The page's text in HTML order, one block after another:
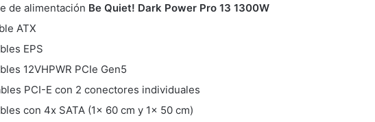
de alimentación Be Quiet! Dark Power Pro 13 1300W
ATX
EPS
12VHPWR PCIe Gen5
PCI-E con 2 conectores individuales
con 4x SATA (1x 60 cm y 1x 50 cm)